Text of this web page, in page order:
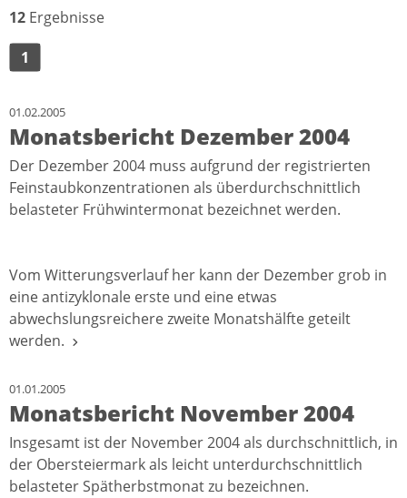
12 Ergebnisse
1
01.02.2005
Monatsbericht Dezember 2004
Der Dezember 2004 muss aufgrund der registrierten
Feinstaubkonzentrationen als überdurchschnittlich
belasteter Frühwintermonat bezeichnet werden.
Vom Witterungsverlauf her kann der Dezember grob in
eine antizyklonale erste und eine etwas
abwechslungsreichere zweite Monatshälfte geteilt
werden.
01.01.2005
Monatsbericht November 2004
Insgesamt ist der November 2004 als durchschnittlich, in
der Obersteiermark als leicht unterdurchschnittlich
belasteter Spätherbstmonat zu bezeichnen.